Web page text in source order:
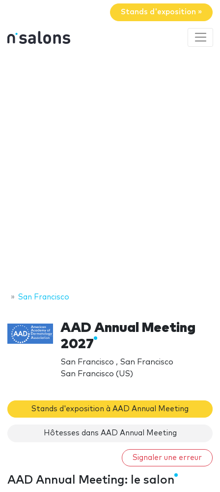
Stands d'exposition »
San Francisco
AAD Annual Meeting
2027
San Francisco , San Francisco
San Francisco (US)
Stands d'exposition à AAD Annual Meeting
Hôtesses dans AAD Annual Meeting
Signaler une erreur
AAD Annual Meeting: le salon